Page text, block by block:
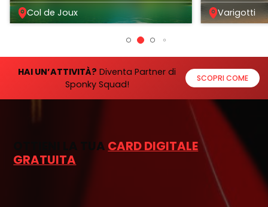
Col de Joux
Varigotti
HAI UN’ATTIVITÀ? Diventa Partner di
Sponky Squad!
SCOPRI COME
OTTIENI LA TUA CARD DIGITALE
GRATUITA